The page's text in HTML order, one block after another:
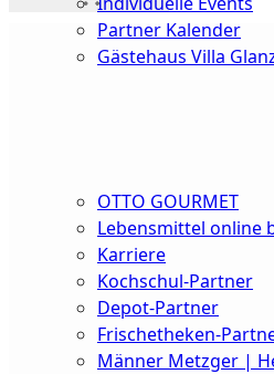
Partner Kalender
Gästehaus Villa
OTTO GOURMET
Lebensmittel online
Karriere
Kochschul-Partner
Depot-Partner
Frischetheken-
Männer Metzger |